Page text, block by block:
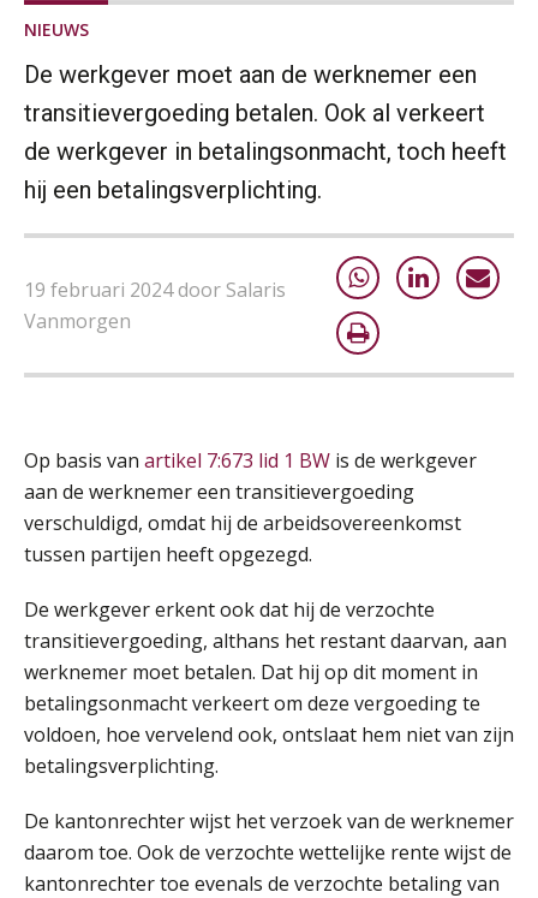
NIEUWS
De werkgever moet aan de werknemer een
transitievergoeding betalen. Ook al verkeert
de werkgever in betalingsonmacht, toch heeft
hij een betalingsverplichting.
19 februari 2024 door Salaris
Vanmorgen
Op basis van artikel 7:673 lid 1 BW is de werkgever
aan de werknemer een transitievergoeding
verschuldigd, omdat hij de arbeidsovereenkomst
tussen partijen heeft opgezegd.
De werkgever erkent ook dat hij de verzochte
transitievergoeding, althans het restant daarvan, aan
werknemer moet betalen. Dat hij op dit moment in
betalingsonmacht verkeert om deze vergoeding te
voldoen, hoe vervelend ook, ontslaat hem niet van zijn
betalingsverplichting.
De kantonrechter wijst het verzoek van de werknemer
daarom toe. Ook de verzochte wettelijke rente wijst de
kantonrechter toe evenals de verzochte betaling van
25
AUG
Summercourse: Kiezen wat bij je past, loslaten wat je niet verder helpt
MOCuitgevers
25
MOCuitgevers
AUG
Online Opleiding Praktijkdiploma Loonadministratie (PDL)
MOCuitgevers
25
Summercourse Internationaal/grensoverschrijdend werken
26
AUG
Opfriscursus PDL (NIRPA PE)
Markus Verbeek Praehep
26
27
28
AUG
MOCuitgevers
28
AUG
Opfriscursus VPS (NIRPA PE)
Markus Verbeek Praehep